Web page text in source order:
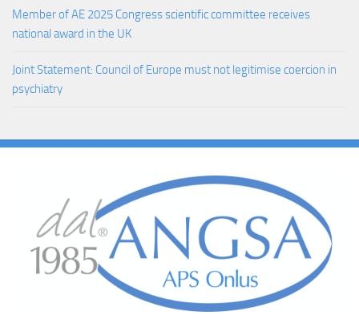
Member of AE 2025 Congress scientific committee receives
national award in the UK
Joint Statement: Council of Europe must not legitimise coercion in
psychiatry